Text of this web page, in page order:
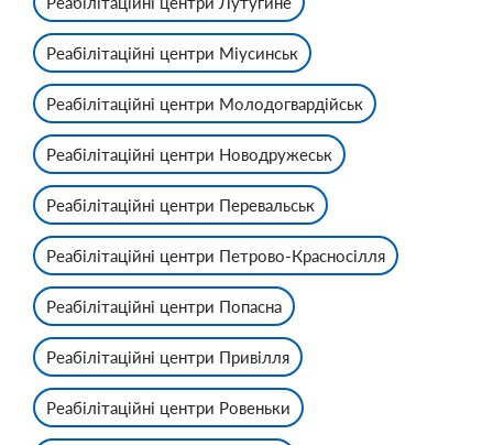
Реабілітаційні центри Міусинськ
Реабілітаційні центри Молодогвардійськ
Реабілітаційні центри Новодружеськ
Реабілітаційні центри Перевальськ
Реабілітаційні центри Петрово-Красносілля
Реабілітаційні центри Попасна
Реабілітаційні центри Привілля
Реабілітаційні центри Ровеньки